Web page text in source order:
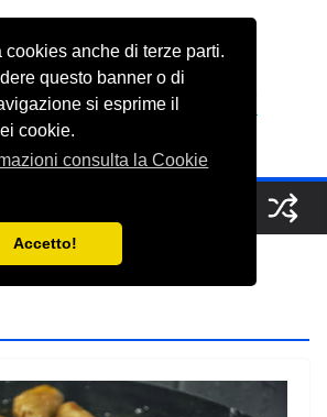
anche di terze parti.
questo banner o di
si esprime il
cookie.
consulta la Cookie
Accetto!
Saucerful of Delights